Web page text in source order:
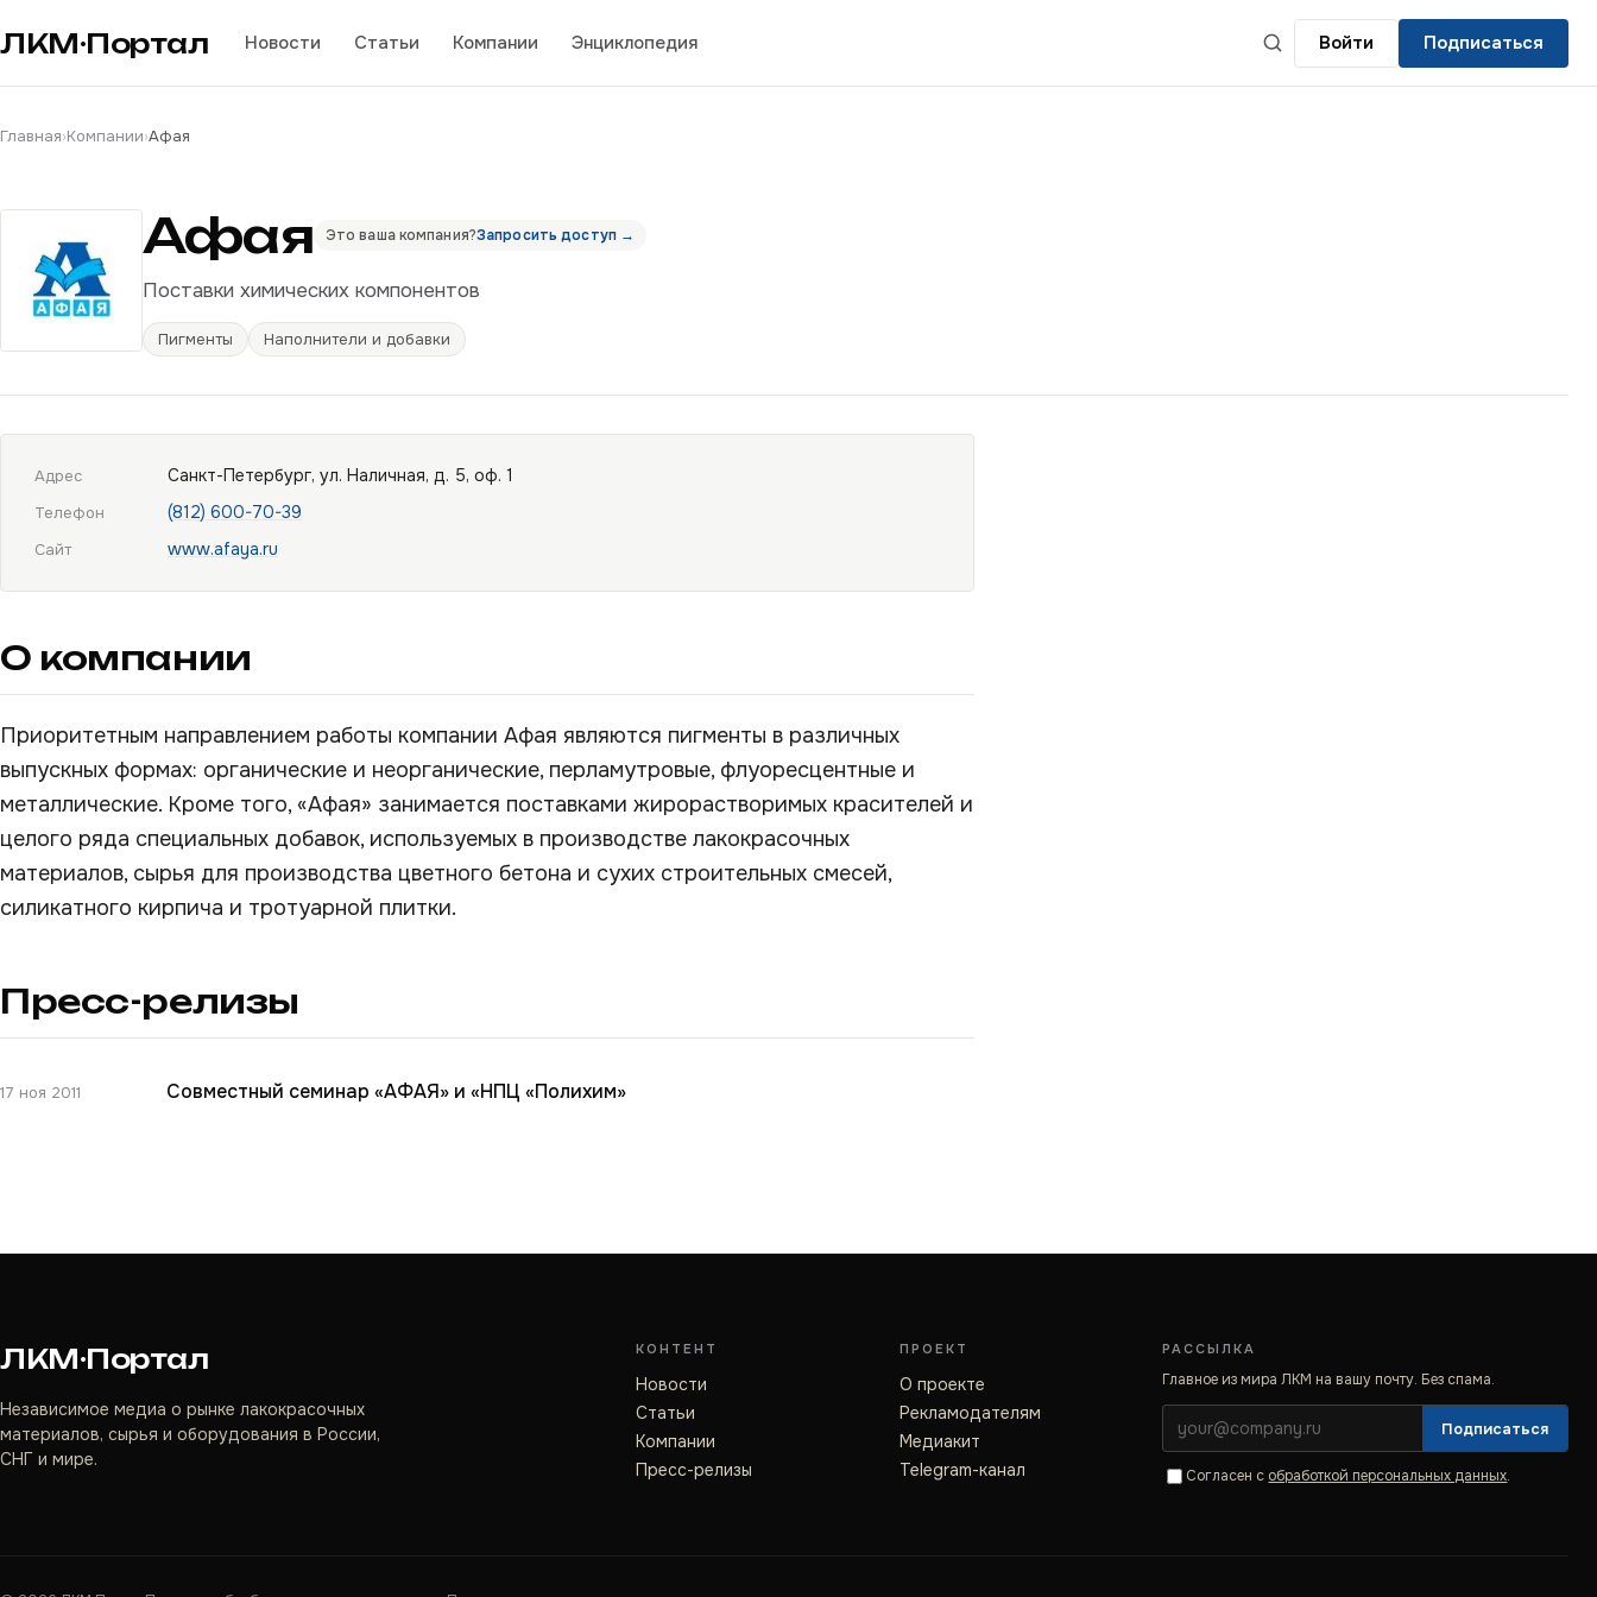
ЛКМ·Портал Новости Статьи Компании Энциклопедия Войти Подписаться
Главная›Компании›Афая
Афая Это ваша компания?Запросить доступ →
Поставки химических компонентов
Пигменты Наполнители и добавки
Адрес Санкт-Петербург, ул. Наличная, д. 5, оф. 1
Телефон (812) 600-70-39
Сайт www.afaya.ru
О компании
Приоритетным направлением работы компании Афая являются пигменты в различных
выпускных формах: органические и неорганические, перламутровые, флуоресцентные и
металлические. Кроме того, «Афая» занимается поставками жирорастворимых красителей и
целого ряда специальных добавок, используемых в производстве лакокрасочных
материалов, сырья для производства цветного бетона и сухих строительных смесей,
силикатного кирпича и тротуарной плитки.
Пресс-релизы
17 ноя 2011 Совместный семинар «АФАЯ» и «НПЦ «Полихим»
ЛКМ·Портал
Независимое медиа о рынке лакокрасочных
материалов, сырья и оборудования в России,
СНГ и мире.
КОНТЕНТ
Новости
Статьи
Компании
Пресс-релизы
ПРОЕКТ
О проекте
Рекламодателям
Медиакит
Telegram-канал
РАССЫЛКА
Главное из мира ЛКМ на вашу почту. Без спама.
Подписаться
Согласен с обработкой персональных данных.